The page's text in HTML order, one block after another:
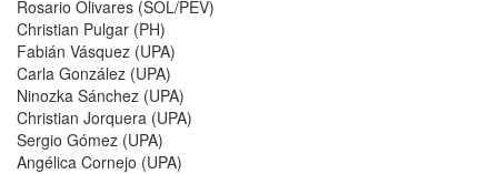
Rosario Olivares (SOL/PEV)
Christian Pulgar (PH)
Fabián Vásquez (UPA)
Carla González (UPA)
Ninozka Sánchez (UPA)
Christian Jorquera (UPA)
Sergio Gómez (UPA)
Angélica Cornejo (UPA)